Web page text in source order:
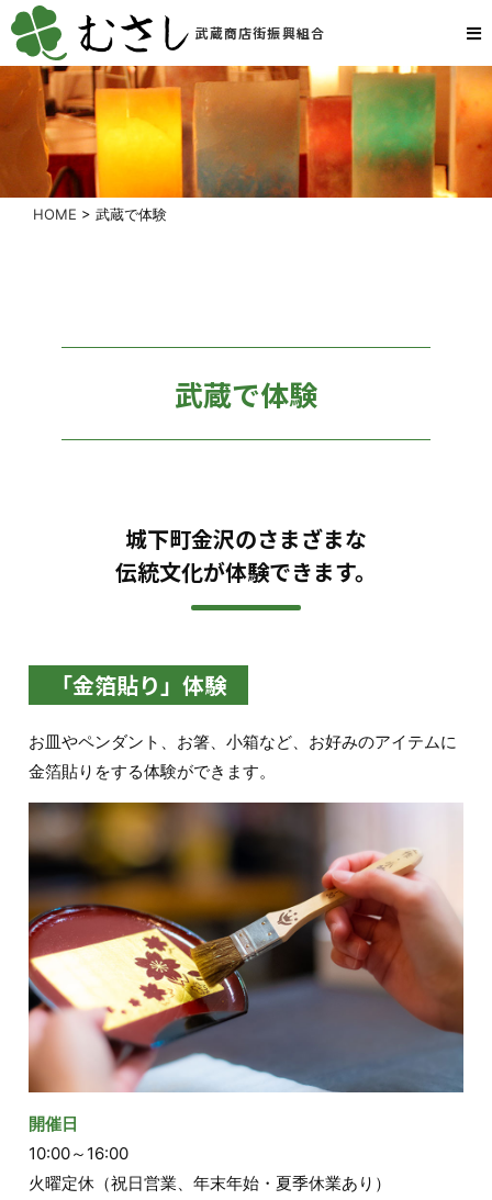
武蔵商店街振興組合
HOME > 武蔵で体験
武蔵で体験
城下町金沢のさまざまな
伝統文化が体験できます。
「金箔貼り」体験
お皿やペンダント、お箸、小箱など、お好みのアイテムに
金箔貼りをする体験ができます。
開催日
10:00～16:00
火曜定休（祝日営業、年末年始・夏季休業あり）